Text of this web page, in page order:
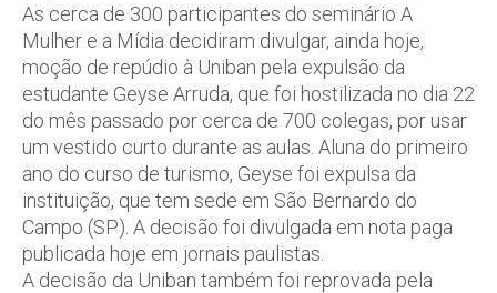
As cerca de 300 participantes do seminário A
Mulher e a Mídia decidiram divulgar, ainda hoje,
moção de repúdio à Uniban pela expulsão da
estudante Geyse Arruda, que foi hostilizada no dia 22
do mês passado por cerca de 700 colegas, por usar
um vestido curto durante as aulas. Aluna do primeiro
ano do curso de turismo, Geyse foi expulsa da
instituição, que tem sede em São Bernardo do
Campo (SP). A decisão foi divulgada em nota paga
publicada hoje em jornais paulistas.
A decisão da Uniban também foi reprovada pela